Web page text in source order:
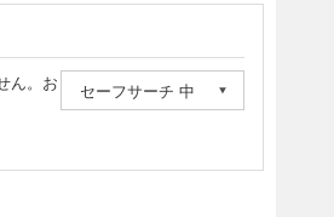
セーフサーチ 中
ん。お